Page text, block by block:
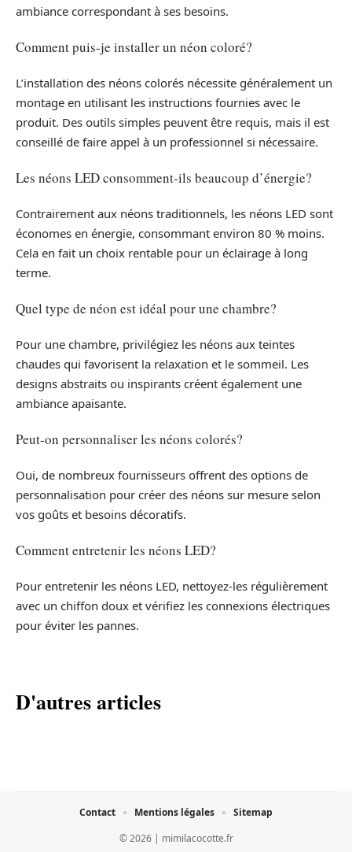
ambiance correspondant à ses besoins.
Comment puis-je installer un néon coloré?
L’installation des néons colorés nécessite généralement un
montage en utilisant les instructions fournies avec le
produit. Des outils simples peuvent être requis, mais il est
conseillé de faire appel à un professionnel si nécessaire.
Les néons LED consomment-ils beaucoup d’énergie?
Contrairement aux néons traditionnels, les néons LED sont
économes en énergie, consommant environ 80 % moins.
Cela en fait un choix rentable pour un éclairage à long
terme.
Quel type de néon est idéal pour une chambre?
Pour une chambre, privilégiez les néons aux teintes
chaudes qui favorisent la relaxation et le sommeil. Les
designs abstraits ou inspirants créent également une
ambiance apaisante.
Peut-on personnaliser les néons colorés?
Oui, de nombreux fournisseurs offrent des options de
personnalisation pour créer des néons sur mesure selon
vos goûts et besoins décoratifs.
Comment entretenir les néons LED?
Pour entretenir les néons LED, nettoyez-les régulièrement
avec un chiffon doux et vérifiez les connexions électriques
pour éviter les pannes.
D'autres articles
© 2026 | mimilacocotte.fr
Contact Mentions légales Sitemap